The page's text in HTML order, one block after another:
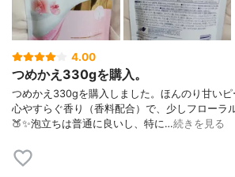
4.00
つめかえ330gを購入。
つめかえ330gを購入しました。ほんのり甘い
心やすらぐ香り（香料配合）で、少しフローラ
🍑✨泡立ちは普通に良いし、特に…続きを見る